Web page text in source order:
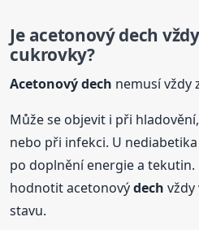
Je acetonovýdech
cukrovky?
Acetonovýdech nemusí vždy
Může se objevit i při
nebo při infekci. U
po doplnění energie a tekutin.
hodnotit acetonovýdech
stavu.